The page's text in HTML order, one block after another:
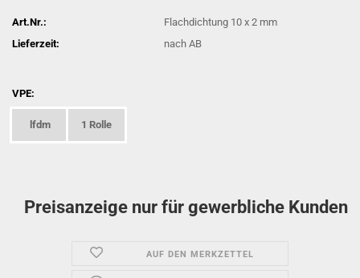
Art.Nr.:
Flachdichtung 10 x 2 mm
Lieferzeit:
nach AB
VPE:
lfdm 1 Rolle
Preisanzeige nur für gewerbliche Kunden
AUF DEN MERKZETTEL